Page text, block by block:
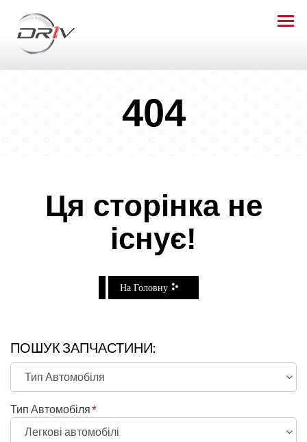
404
Ця сторінка не
існує!
На Головну
ПОШУК ЗАПЧАСТИНИ:
Тип Автомобіля